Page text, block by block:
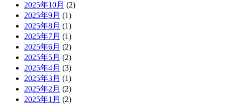
2025年10月 (2)
2025年9月 (1)
2025年8月 (1)
2025年7月 (1)
2025年6月 (2)
2025年5月 (2)
2025年4月 (3)
2025年3月 (1)
2025年2月 (2)
2025年1月 (2)